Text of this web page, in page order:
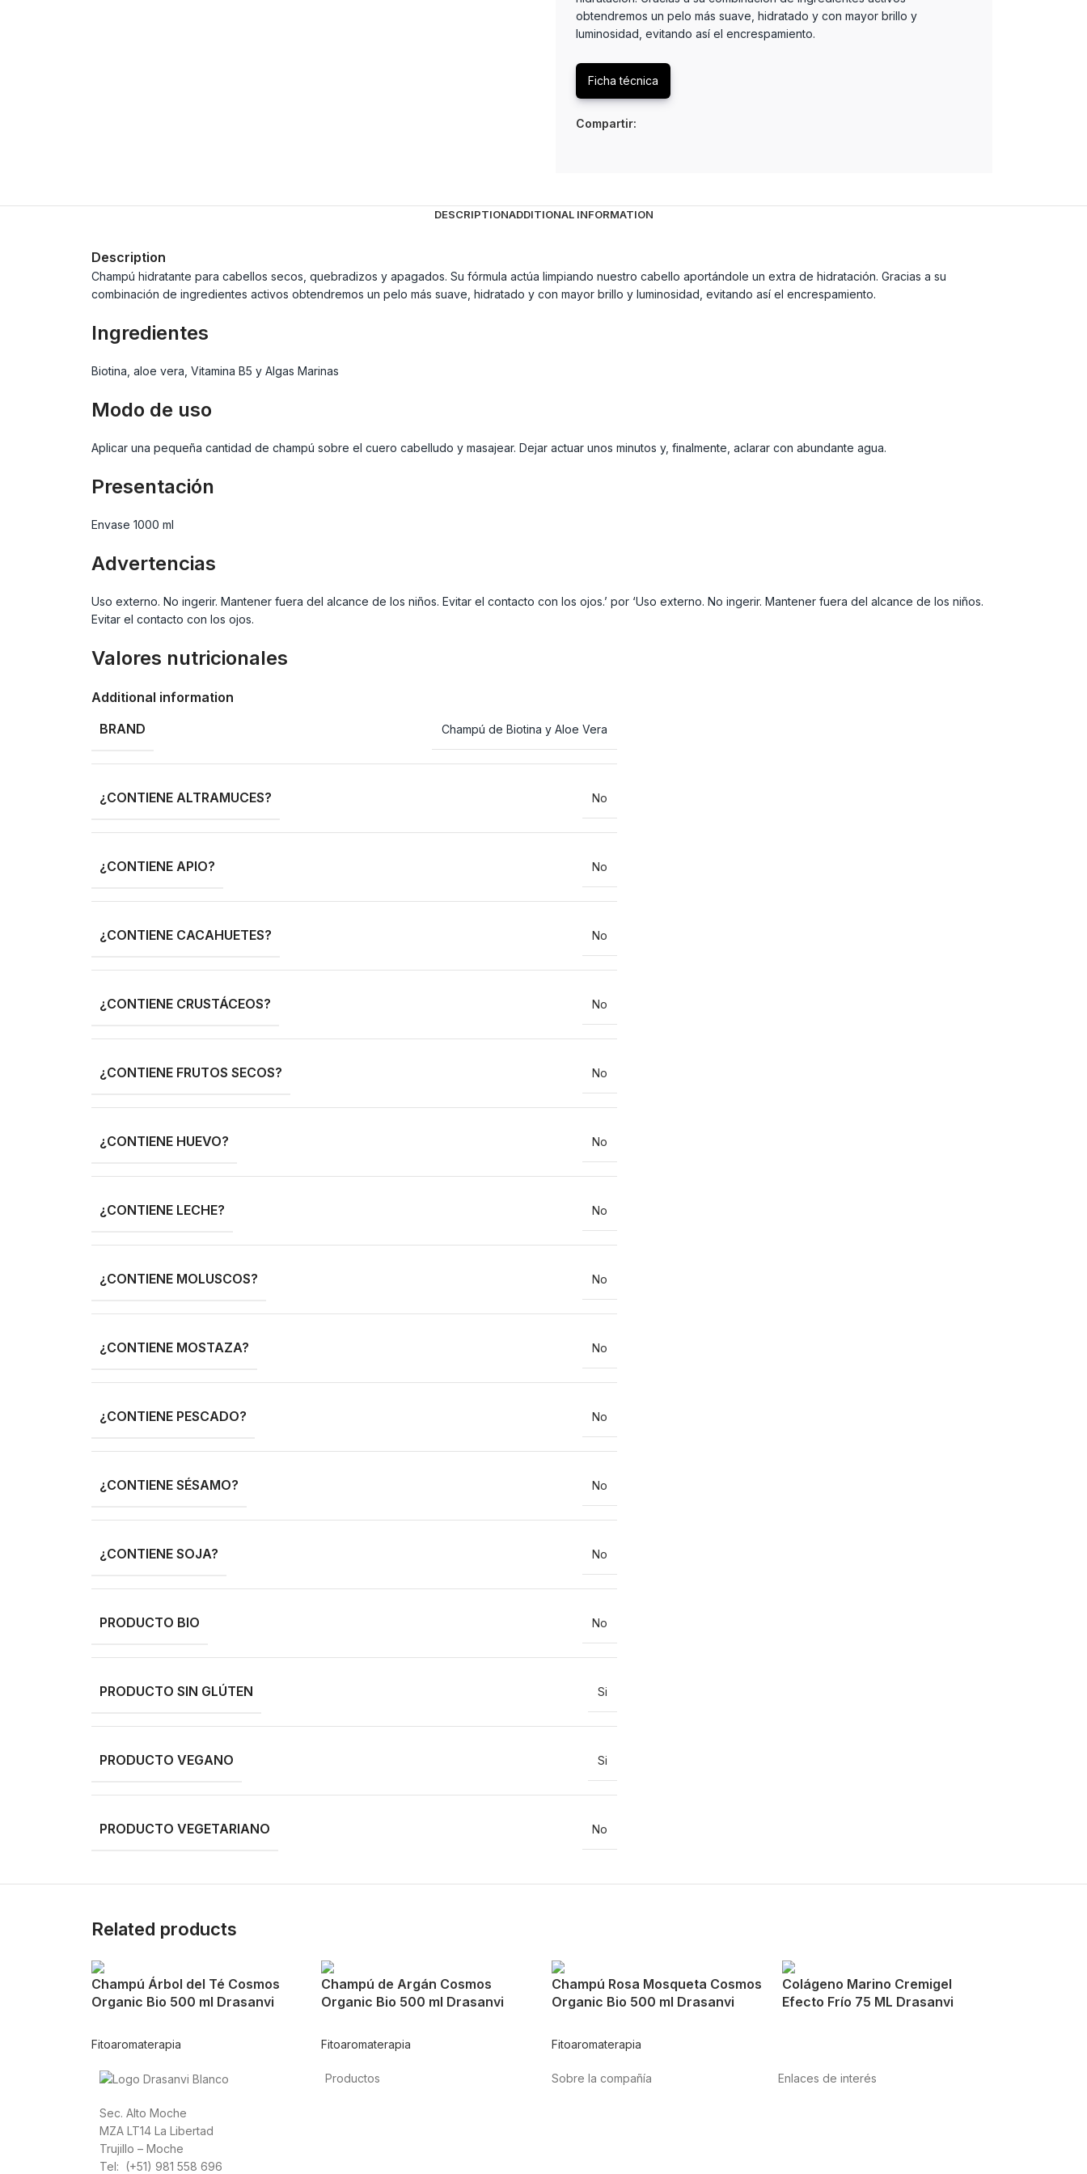
obtendremos un pelo más suave, hidratado y con mayor brillo y
luminosidad, evitando así el encrespamiento.
Ficha técnica
Compartir:
DESCRIPTIONADDITIONAL INFORMATION
Description
Champú hidratante para cabellos secos, quebradizos y apagados. Su fórmula actúa limpiando nuestro cabello aportándole un extra de hidratación. Gracias a su
combinación de ingredientes activos obtendremos un pelo más suave, hidratado y con mayor brillo y luminosidad, evitando así el encrespamiento.
Ingredientes
Biotina, aloe vera, Vitamina B5 y Algas Marinas
Modo de uso
Aplicar una pequeña cantidad de champú sobre el cuero cabelludo y masajear. Dejar actuar unos minutos y, finalmente, aclarar con abundante agua.
Presentación
Envase 1000 ml
Advertencias
Uso externo. No ingerir. Mantener fuera del alcance de los niños. Evitar el contacto con los ojos.’ por ‘Uso externo. No ingerir. Mantener fuera del alcance de los niños.
Evitar el contacto con los ojos.
Valores nutricionales
Additional information
BRAND
Champú de Biotina y Aloe Vera
¿CONTIENE ALTRAMUCES? No
¿CONTIENE APIO? No
¿CONTIENE CACAHUETES? No
¿CONTIENE CRUSTÁCEOS? No
¿CONTIENE FRUTOS SECOS? No
¿CONTIENE HUEVO? No
¿CONTIENE LECHE? No
¿CONTIENE MOLUSCOS? No
¿CONTIENE MOSTAZA? No
¿CONTIENE PESCADO? No
¿CONTIENE SÉSAMO? No
¿CONTIENE SOJA? No
PRODUCTO BIO No
PRODUCTO SIN GLÚTEN Si
PRODUCTO VEGANO Si
PRODUCTO VEGETARIANO No
Related products
Champú Árbol del Té Cosmos
Organic Bio 500 ml Drasanvi
Fitoaromaterapia
Champú de Argán Cosmos
Organic Bio 500 ml Drasanvi
Fitoaromaterapia
Champú Rosa Mosqueta Cosmos
Organic Bio 500 ml Drasanvi
Fitoaromaterapia
Colágeno Marino Cremigel
Efecto Frío 75 ML Drasanvi
Sec. Alto Moche
MZA LT14 La Libertad
Trujillo – Moche
Tel: (+51) 981 558 696
Productos Sobre la compañía Enlaces de interés